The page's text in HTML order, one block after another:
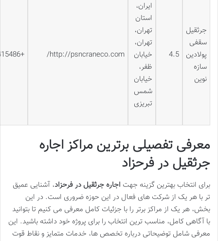
جرثقیل
سقفی
پولادین
سازه
نوین
4.5
ایران،
استان
تهران،
تهران،
خیابان
ظفر،
خیابان
شمس
تبریزی
http://psncraneco.com/
+982126415486
معرفی تفصیلی برترین مراکز اجاره
جرثقیل در فرحزاد
برای انتخاب بهترین گزینه جهت اجاره جرثقیل در فرحزاد، آشنایی عمیق
تر با هر یک از شرکت های فعال در این حوزه ضروری است. در این
بخش، هر یک از مراکز برتر را با جزئیات کامل معرفی می کنیم تا بتوانید
با آگاهی کامل، مناسب ترین انتخاب را برای پروژه خود داشته باشید. این
معرفی شامل توضیحاتی درباره تخصص ها، خدمات متمایز و نقاط قوت